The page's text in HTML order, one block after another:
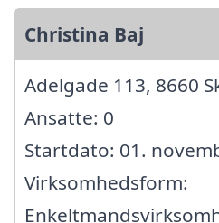
Christina Baj
Adelgade 113, 8660
Ansatte: 0
Startdato: 01.
Virksomhedsform: